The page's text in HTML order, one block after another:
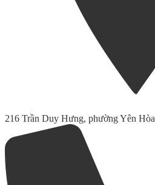
216 Trần Duy Hưng, phường Yên